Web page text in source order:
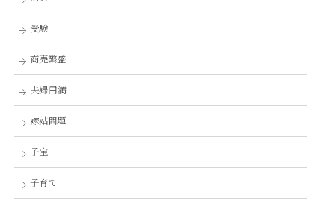
受験
商売繁盛
夫婦円満
嫁姑問題
子宝
子育て